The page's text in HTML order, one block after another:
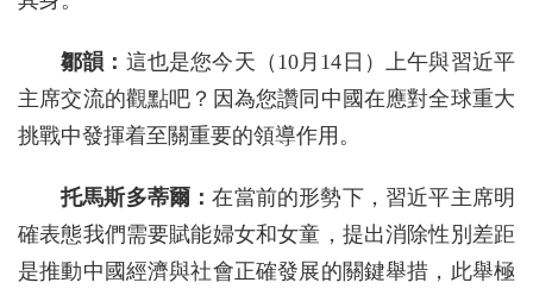
鄒韻： 這也是您今天（10月14日）上午與習近平
主席交流的觀點吧？因為您讚同中國在應對全球重大
挑戰中發揮着至關重要的領導作用。
托馬斯多蒂爾：在當前的形勢下，習近平主席明
確表態我們需要賦能婦女和女童，提出消除性別差距
是推動中國經濟與社會正確發展的關鍵舉措，此舉極